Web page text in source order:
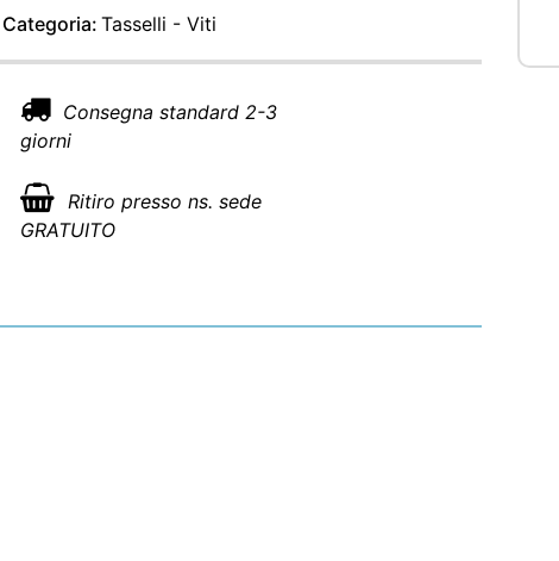
Categoria: Tasselli - Viti
Consegna standard 2-3
giorni
Ritiro presso ns. sede
GRATUITO